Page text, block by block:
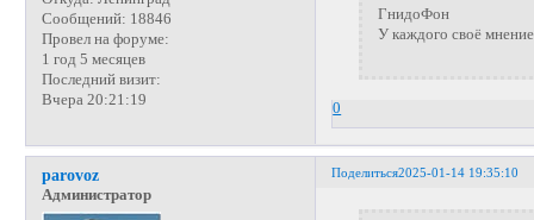
Сообщений: 18846
Провел на форуме:
1 год 5 месяцев
Последний визит:
Вчера 20:21:19
ГнидоФон
У каждого своё
0
Поделиться2025-01-14 19:35:10
parovoz
Администратор